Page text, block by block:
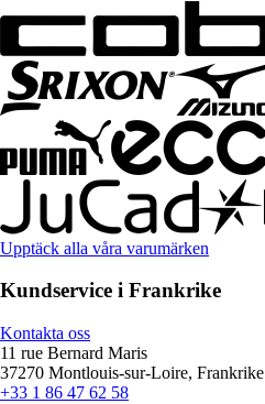
Upptäck alla våra varumärken
Kundservice i Frankrike
Kontakta oss
11 rue Bernard Maris
37270 Montlouis-sur-Loire, Frankrike
+33 1 86 47 62 58